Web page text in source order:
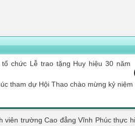
chức Lễ trao tặng Huy hiệu 30 năm
tham dự Hội Thao chào mừng kỷ
viên trường Cao đẳng Vĩnh Phúc thực